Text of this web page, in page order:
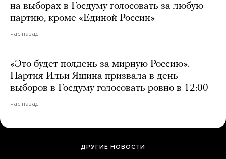
на выборах в Госдуму голосовать за любую
партию, кроме «Единой России»
час назад
«Это будет полдень за мирную Россию».
Партия Ильи Яшина призвала в день
выборов в Госдуму голосовать ровно в 12:00
час назад
ДРУГИЕ НОВОСТИ